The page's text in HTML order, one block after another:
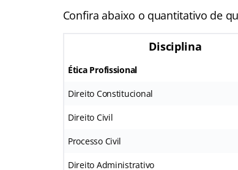
Confira abaixo o quantitativo de
Disciplina
Ética Profissional
Direito Constitucional
Direito Civil
Processo Civil
Direito Administrativo